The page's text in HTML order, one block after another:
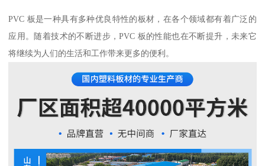
PVC 板是一种具有多种优良特性的板材，在各个领域都有着广泛的
应用。随着技术的不断进步，PVC 板的性能也在不断提升，未来它
将继续为人们的生活和工作带来更多的便利。